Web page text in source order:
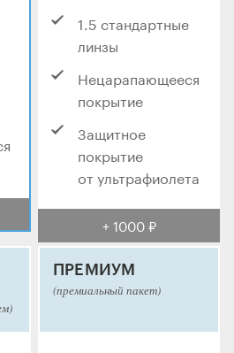
1.5 стандартные
линзы
Нецарапающееся
покрытие
Защитное
покрытие
от ультрафиолета
+ 1000 ₽
ПРЕМИУМ
(премиальный пакет)